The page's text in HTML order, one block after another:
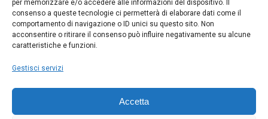
per memorizzare e/o accedere alle informazioni del dispositivo. Il
consenso a queste tecnologie ci permetterà di elaborare dati come il
comportamento di navigazione o ID unici su questo sito. Non
acconsentire o ritirare il consenso può influire negativamente su alcune
caratteristiche e funzioni.
Gestisci servizi
Accetta
La Società ha nominato il Responsabile della Protezione dei Dati Personali (DPO), figura specializzata che vigila sulle modalità adottate dalla
nostra Società per tutelare i Suoi dati personali.